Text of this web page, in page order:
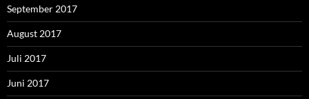
September 2017
August 2017
Juli 2017
Juni 2017